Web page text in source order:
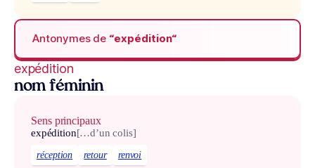
Antonymes de “expédition“
expédition
nom féminin
Sens principaux
expédition[…d’un colis]
réception retour renvoi